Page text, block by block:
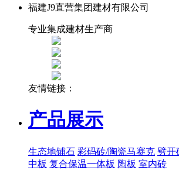
福建J9直营集团建材有限公司
专业集成建材生产商
友情链接：
产品展示
生态地铺石 彩码砖/陶瓷马赛克 劈开
中板 复合保温一体板 陶板 室内砖